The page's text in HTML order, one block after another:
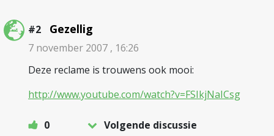
#2 Gezellig
7 november 2007 , 16:26
Deze reclame is trouwens ook mooi:
http://www.youtube.com/watch?v=FSIkjNaICsg
0
Volgende discussie